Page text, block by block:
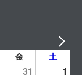
金 土
31
1